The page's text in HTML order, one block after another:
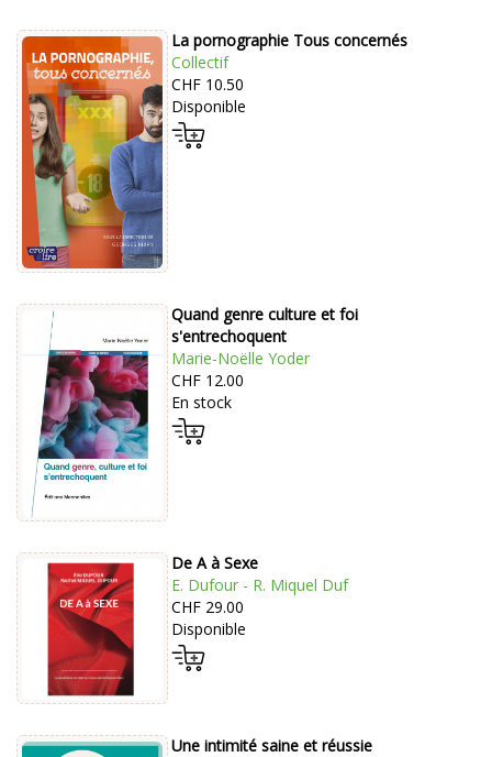
La pornographie Tous concernés
Collectif
CHF 10.50
Disponible
Quand genre culture et foi
s'entrechoquent
Marie-Noëlle Yoder
CHF 12.00
En stock
De A à Sexe
E. Dufour - R. Miquel Duf
CHF 29.00
Disponible
Une intimité saine et réussie